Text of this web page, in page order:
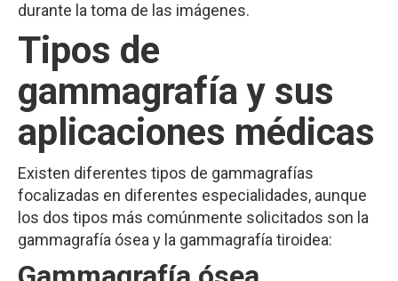
durante la toma de las imágenes.
Tipos de
gammagrafía y sus
aplicaciones médicas
Existen diferentes tipos de gammagrafías
focalizadas en diferentes especialidades, aunque
los dos tipos más comúnmente solicitados son la
gammagrafía ósea y la gammagrafía tiroidea: